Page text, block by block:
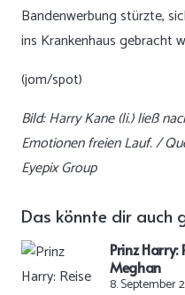
Bandenwerbung stürzte,
ins Krankenhaus gebracht
(jom/spot)
Bild: Harry Kane (li.) ließ
Emotionen freien Lauf. /
Eyepix Group
Das könnte dir auch
Prinz Harry:
Meghan
8. September